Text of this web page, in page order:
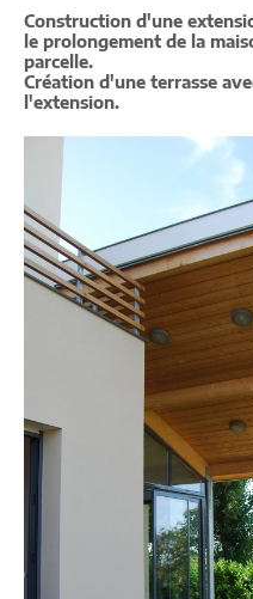
Construction d'une
le prolongement de la
parcelle.
Création d'une terrasse
l'extension.